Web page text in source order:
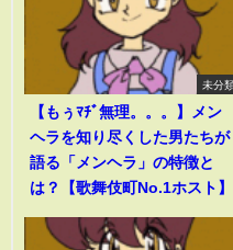
未分
【もぅﾏﾁﾞ無理。。。】メン
ヘラを知り尽くした男たちが
語る「メンヘラ」の特徴と
は？【歌舞伎町No.1ホスト】